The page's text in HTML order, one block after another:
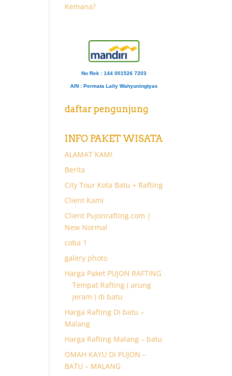
Kemana?
No Rek : 144 001526 7203
A/N : Permata Laily Wahyuningtyas
daftar pengunjung
INFO PAKET WISATA
ALAMAT KAMI
Berita
City Tour Kota Batu + Rafting
Client Kami
Client Pujonrafting.com |
New Normal
coba 1
galery photo
Harga Paket PUJON RAFTING
Tempat Rafting ( arung
jeram ) di batu
Harga Rafting Di batu –
Malang
Harga Rafting Malang – batu
OMAH KAYU DI PUJON –
BATU – MALANG